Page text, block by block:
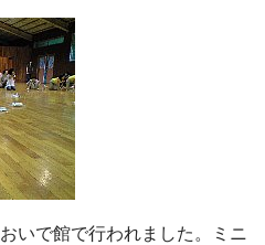
いで館で行われました。ミニ